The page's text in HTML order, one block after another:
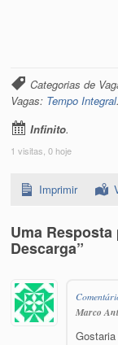
Categorias de
Vagas: Tempo Integral.
Infinito.
1 visitas, 0 hoje
Imprimir
Uma
Descarga”
Marco